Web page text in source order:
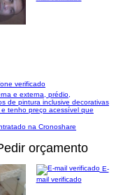
verificado
e externa, prédio,
de pintura inclusive decorativas
tenho preço acessível que
na Cronoshare
orçamento
E-
mail verificado